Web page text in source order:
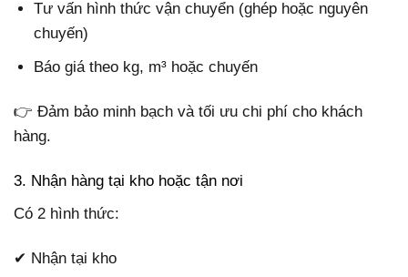
Tư vấn hình thức vận chuyển (ghép hoặc nguyên
chuyến)
Báo giá theo kg, m³ hoặc chuyến
👉 Đảm bảo minh bạch và tối ưu chi phí cho khách
hàng.
3. Nhận hàng tại kho hoặc tận nơi
Có 2 hình thức:
✔ Nhận tại kho